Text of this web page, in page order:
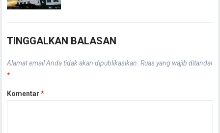
TINGGALKAN BALASAN
Alamat email Anda tidak akan dipublikasikan. Ruas yang wajib ditandai
*
Komentar*